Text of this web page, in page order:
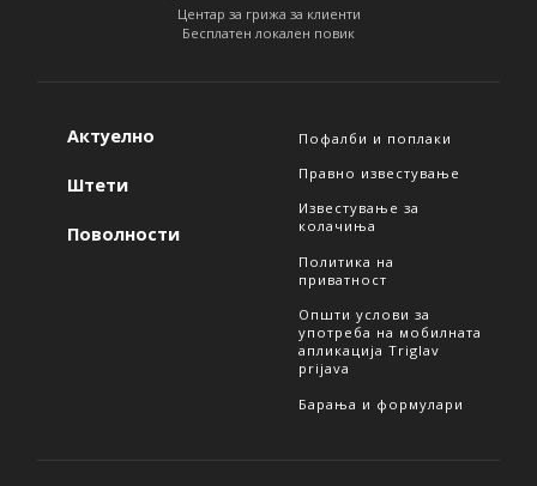
Центар за грижа за клиенти
Бесплатен локален повик
Актуелно
Штети
Поволности
Пофалби и поплаки
Правно известување
Известување за
колачиња
Политика на
приватност
Општи услови за
употреба на мобилната
апликација Triglav
prijava
Барања и формулари